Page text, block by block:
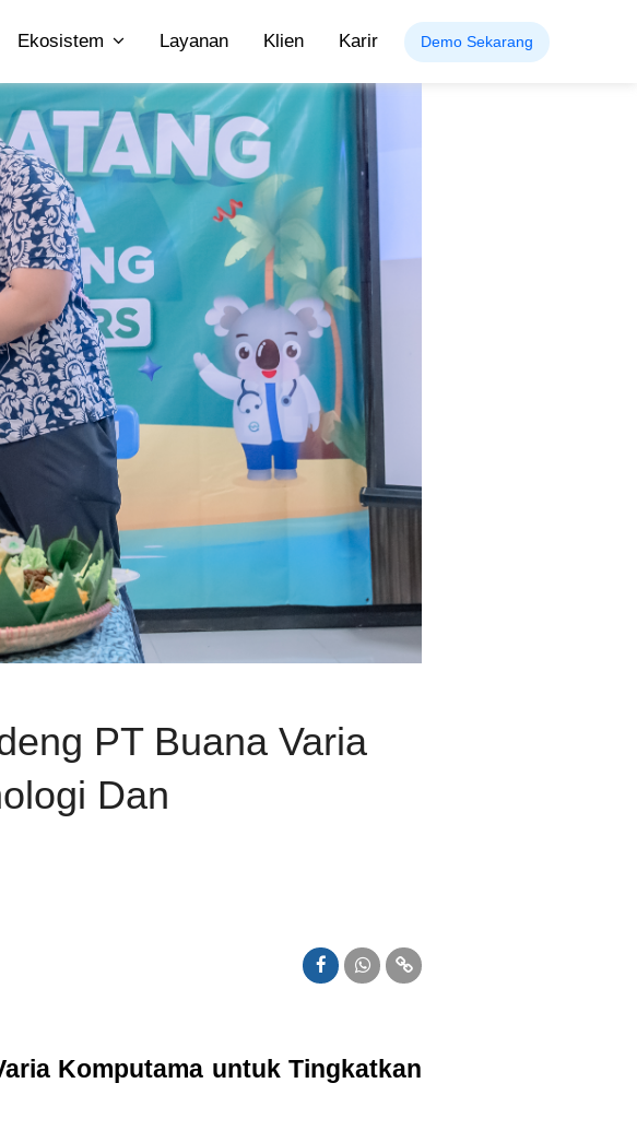
Ekosistem Layanan Klien Karir Demo Sekarang
PT Buana Varia
Dan
Komputama untuk Tingkatkan